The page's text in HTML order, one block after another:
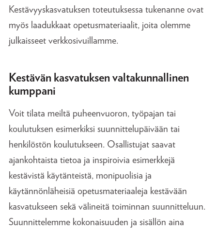
Kestävyyskasvatuksen toteutuksessa tukenanne ovat
myös laadukkaat opetusmateriaalit, joita olemme
julkaisseet verkkosivuillamme.
Kestävän kasvatuksen valtakunnallinen
kumppani
Voit tilata meiltä puheenvuoron, työpajan tai
koulutuksen esimerkiksi suunnittelupäivään tai
henkilöstön koulutukseen. Osallistujat saavat
ajankohtaista tietoa ja inspiroivia esimerkkejä
kestävistä käytänteistä, monipuolisia ja
käytännönläheisiä opetusmateriaaleja kestävään
kasvatukseen sekä välineitä toiminnan suunnitteluun.
Suunnittelemme kokonaisuuden ja sisällön aina